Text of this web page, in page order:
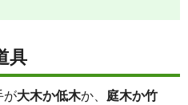
具
が大木か低木か、 庭木か竹